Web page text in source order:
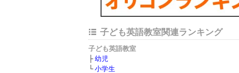
子ども英語教室関連ランキング
子ども英語教室
幼児
小学生